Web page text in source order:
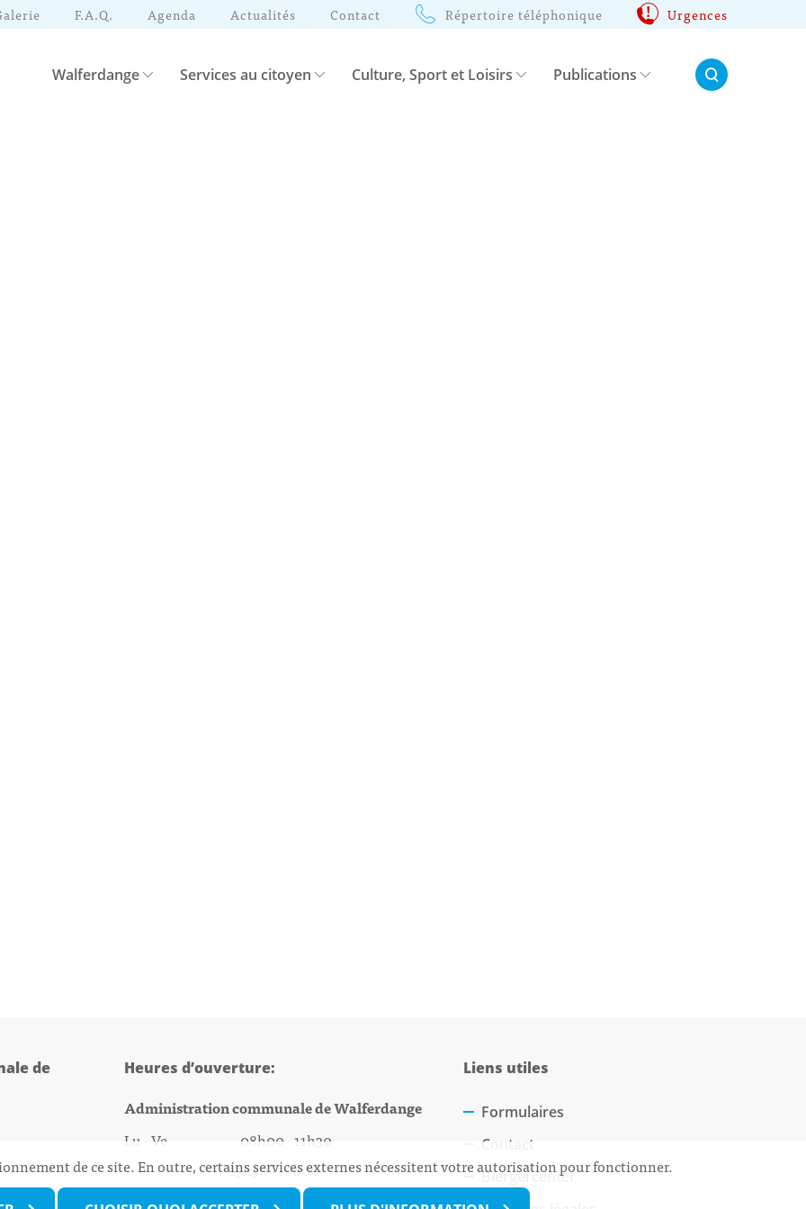
F.A.Q. Agenda Actualités Contact Répertoire téléphonique Urgences
Walferdange Services au citoyen Culture, Sport et Loisirs Publications Rechercher:
de
Heures d’ouverture:
Administration communale de Walferdange
Lu - Ve 08h00 - 11h30
13h30 - 16h00
Biergercenter
Liens utiles
Formulaires
Contact
Biergercenter
de ce site. En outre, certains services externes nécessitent votre autorisation pour fonctionner.